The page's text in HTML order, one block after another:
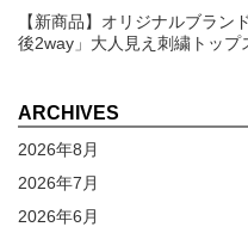
【新商品】オリジナルブラ
後2way」大人見え刺繍トップ
ARCHIVES
2026年8月
2026年7月
2026年6月